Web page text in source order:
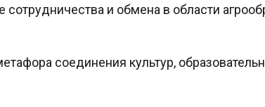
и обмена в области
соединения культур,